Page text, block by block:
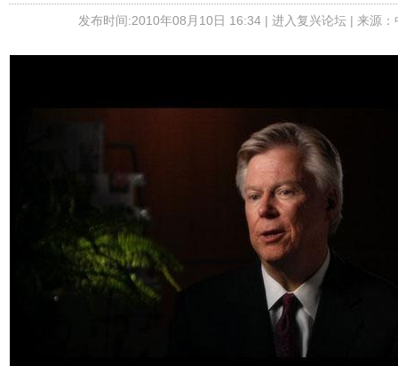
发布时间:2010年08月10日 16:34 | 进入复兴论坛| 来源：